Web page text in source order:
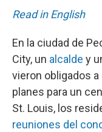
Read in English
En la ciudad de
City, un alcalde y
vieron obligados
planes para un
St. Louis, los
reuniones del